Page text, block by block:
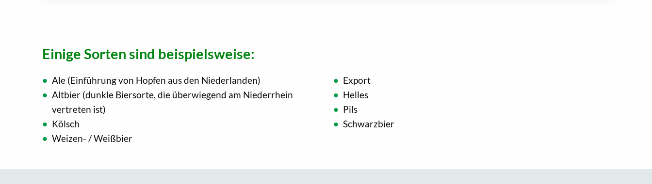
Einige Sorten sind beispielsweise:
Ale (Einführung von Hopfen aus den Niederlanden)
Altbier (dunkle Biersorte, die überwiegend am Niederrhein
vertreten ist)
Kölsch
Weizen- / Weißbier
Export
Helles
Pils
Schwarzbier